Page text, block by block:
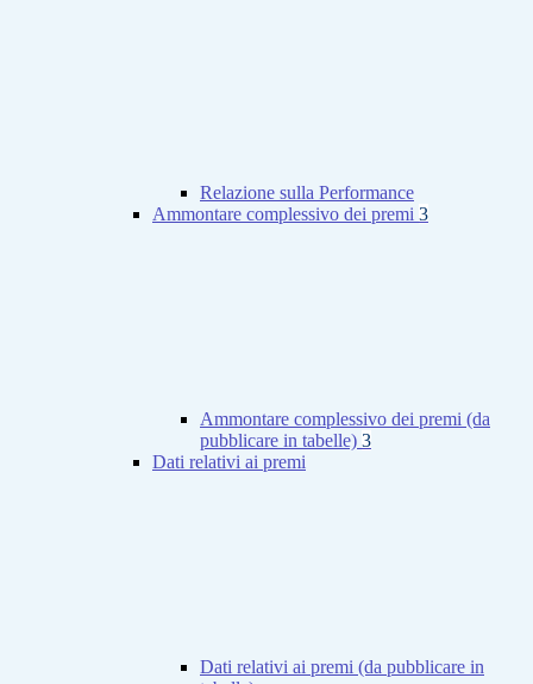
Relazione sulla Performance
Ammontare complessivo dei premi 3
Ammontare complessivo dei premi (da
pubblicare in tabelle) 3
Dati relativi ai premi
Dati relativi ai premi (da pubblicare in